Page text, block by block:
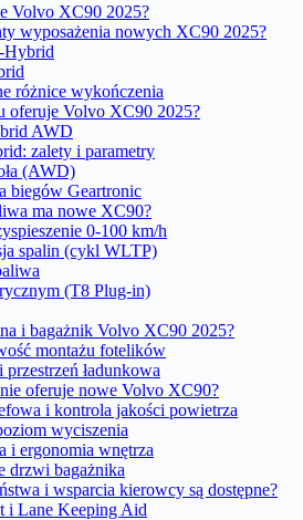
Volvo XC90 2025?
wyposażenia nowych XC90 2025?
Hybrid
różnice wykończenia
oferuje Volvo XC90 2025?
AWD
zalety i parametry
(AWD)
biegów Geartronic
ma nowe XC90?
0-100 km/h
spalin (cykl WLTP)
(T8 Plug-in)
i bagażnik Volvo XC90 2025?
montażu fotelików
ładunkowa
oferuje nowe Volvo XC90?
i kontrola jakości powietrza
wyciszenia
i ergonomia wnętrza
drzwi bagażnika
i wsparcia kierowcy są dostępne?
i Lane Keeping Aid